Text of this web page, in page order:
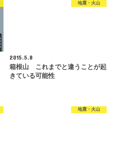
地震・火山
2015.5.8
箱根山 これまでと違うことが起
きている可能性
地震・火山